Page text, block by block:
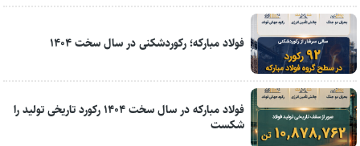
فولاد مبارکه؛ رکوردشکنی در سال سخت ۱۴۰۴
فولاد مبارکه در سال سخت ۱۴۰۴ رکورد تاریخی تولید را
شکست